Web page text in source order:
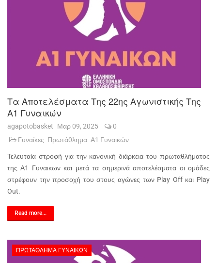
Τα Αποτελέσματα Της 22ης Αγωνιστικής Της
Α1 Γυναικών
agapotobasket Μαρ 09, 2025
0
Γυναίκες Πρωτάθλημα Α1 Γυναικών
Τελευταία στροφή για την κανονική διάρκεια του πρωταθλήματος
της Α1 Γυναικων και μετά τα σημερινά αποτελέσματα οι ομάδες
στρέφουν την προσοχή του στους αγώνες των Play Off και Play
Out.
Read more...
ΠΡΩΤΆΘΛΗΜΑ ΓΥΝΑΙΚΏΝ